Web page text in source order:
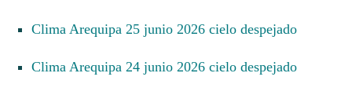
Clima Arequipa 25 junio 2026 cielo despejado
Clima Arequipa 24 junio 2026 cielo despejado